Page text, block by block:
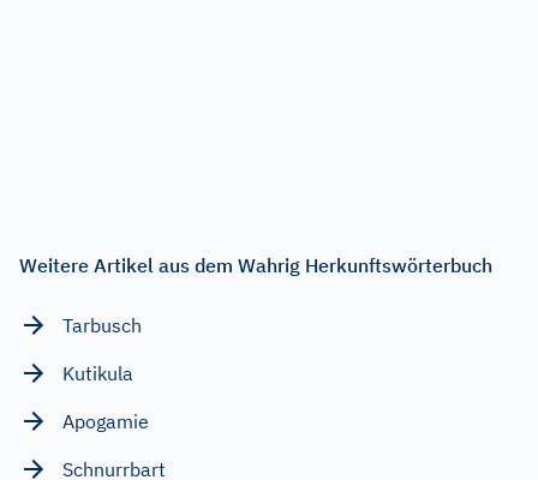
Weitere Artikel aus dem Wahrig Herkunftswörterbuch
Tarbusch
Kutikula
Apogamie
Schnurrbart